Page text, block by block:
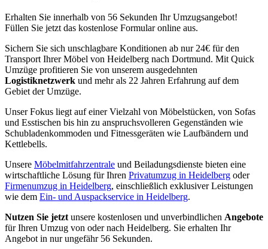
Erhalten Sie innerhalb von 56 Sekunden Ihr Umzugsangebot!
Füllen Sie jetzt das kostenlose Formular online aus.
Sichern Sie sich unschlagbare Konditionen ab nur 24€ für den
Transport Ihrer Möbel von Heidelberg nach Dortmund. Mit Quick
Umzüge profitieren Sie von unserem ausgedehnten
Logistiknetzwerk und mehr als 22 Jahren Erfahrung auf dem
Gebiet der Umzüge.
Unser Fokus liegt auf einer Vielzahl von Möbelstücken, von Sofas
und Esstischen bis hin zu anspruchsvolleren Gegenständen wie
Schubladenkommoden und Fitnessgeräten wie Laufbändern und
Kettlebells.
Unsere Möbelmitfahrzentrale und Beiladungsdienste bieten eine
wirtschaftliche Lösung für Ihren Privatumzug in Heidelberg oder
Firmenumzug in Heidelberg, einschließlich exklusiver Leistungen
wie dem Ein- und Auspackservice in Heidelberg.
Nutzen Sie jetzt unsere kostenlosen und unverbindlichen Angebote
für Ihren Umzug von oder nach Heidelberg. Sie erhalten Ihr
Angebot in nur ungefähr 56 Sekunden.